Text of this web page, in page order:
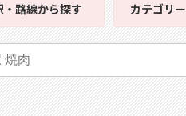
・路線から探す カテゴリー